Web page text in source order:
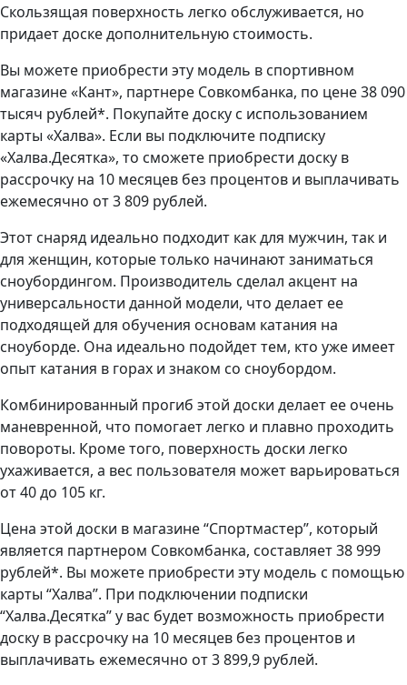
Скользящая поверхность легко обслуживается, но
придает доске дополнительную стоимость.
Вы можете приобрести эту модель в спортивном
магазине «Кант», партнере Совкомбанка, по цене 38 090
тысяч рублей*. Покупайте доску с использованием
карты «Халва». Если вы подключите подписку
«Халва.Десятка», то сможете приобрести доску в
рассрочку на 10 месяцев без процентов и выплачивать
ежемесячно от 3 809 рублей.
Этот снаряд идеально подходит как для мужчин, так и
для женщин, которые только начинают заниматься
сноубордингом. Производитель сделал акцент на
универсальности данной модели, что делает ее
подходящей для обучения основам катания на
сноуборде. Она идеально подойдет тем, кто уже имеет
опыт катания в горах и знаком со сноубордом.
Комбинированный прогиб этой доски делает ее очень
маневренной, что помогает легко и плавно проходить
повороты. Кроме того, поверхность доски легко
ухаживается, а вес пользователя может варьироваться
от 40 до 105 кг.
Цена этой доски в магазине “Спортмастер”, который
является партнером Совкомбанка, составляет 38 999
рублей*. Вы можете приобрести эту модель с помощью
карты “Халва”. При подключении подписки
“Халва.Десятка” у вас будет возможность приобрести
доску в рассрочку на 10 месяцев без процентов и
выплачивать ежемесячно от 3 899,9 рублей.